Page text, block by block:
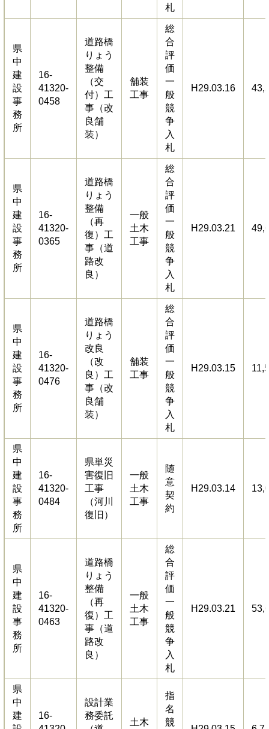
札
県
中
建
設
事
務
所
16-
41320-
0458
道路橋
りょう
整備
（交
付）工
事（改
良舗
装）
舗装
工事
総
合
評
価
一
般
競
争
入
札
H29.03.16
県
中
建
設
事
務
所
16-
41320-
0365
道路橋
りょう
整備
（再
復）工
事（道
路改
良）
一般
土木
工事
総
合
評
価
一
般
競
争
入
札
H29.03.21
県
中
建
設
事
務
所
16-
41320-
0476
道路橋
りょう
改良
（改
良）工
事（改
良舗
装）
舗装
工事
総
合
評
価
一
般
競
争
入
札
H29.03.15
県
中
建
設
事
務
所
16-
41320-
0484
県単災
害復旧
工事
（河川
復旧）
一般
土木
工事
随
意
契
約
H29.03.14
県
中
建
設
事
務
所
16-
41320-
0463
道路橋
りょう
整備
（再
復）工
事（道
路改
良）
一般
土木
工事
総
合
評
価
一
般
競
争
入
札
H29.03.21
県
中
建
16-
設計業
務委託
土木
指
名
競